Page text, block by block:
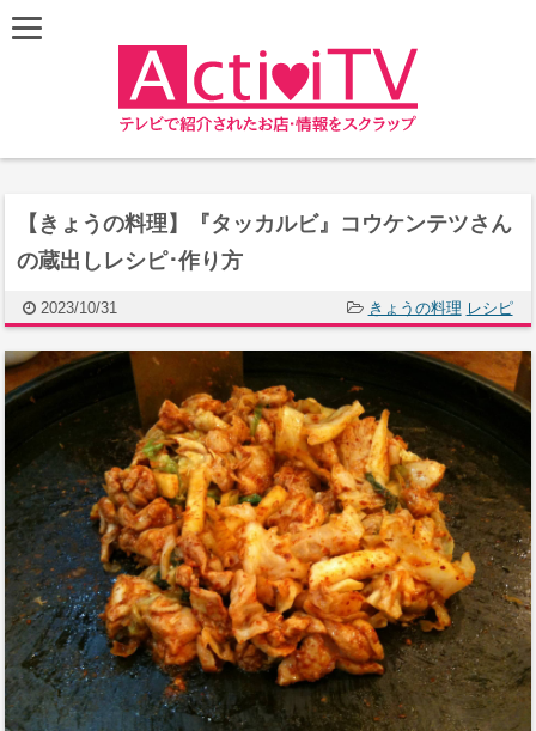
【きょうの料理】『タッカルビ』コウケンテツさん
の蔵出しレシピ･作り方
2023/10/31 きょうの料理 レシピ